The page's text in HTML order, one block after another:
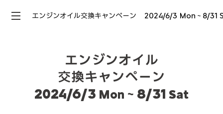
エンジンオイル交換キャンペーン 2024/6/3 Mon～8/31
エンジンオイル
交換キャンペーン
2024/6/3 Mon ～8/31 Sat